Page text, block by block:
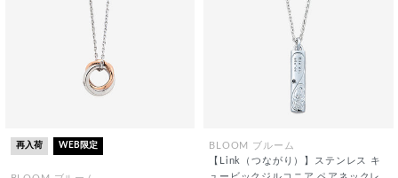
再入荷 WEB限定
BLOOM ブルーム
【Link（つながり）】ステンレス キ